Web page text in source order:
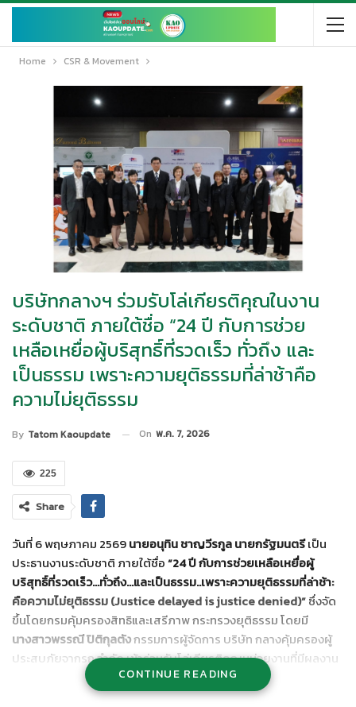
Home CSR & Movement
บริษัทกลางฯ ร่วมรับโล่เกียรติคุณในงาน
ระดับชาติ ภายใต้ชื่อ “24 ปี กับการช่วย
เหลือเหยื่อผู้บริสุทธิ์ที่รวดเร็ว ทั่วถึง และ
เป็นธรรม เพราะความยุติธรรมที่ล่าช้าคือ
ความไม่ยุติธรรม
By Tatom Kaoupdate On พ.ค. 7, 2026
225
Share
วันที่ 6 พฤษภาคม 2569นายอนุทิน ชาญวีรกูล นายกรัฐมนตรีเป็น
ประธานงานระดับชาติ ภายใต้ชื่อ“24 ปี กับการช่วยเหลือเหยื่อผู้
บริสุทธิ์ที่รวดเร็ว…ทั่วถึง…และเป็นธรรม..เพราะความยุติธรรมที่ล่าช้า:
คือความไม่ยุติธรรม (Justice delayed is justice denied)”ซึ่งจัด
ขึ้นโดยกรมคุ้มครองสิทธิและเสรีภาพ กระทรวงยุติธรรม โดยมี
นางสาวพรรณี ปิติกุลตังกรรมการผู้จัดการ บริษัท กลางคุ้มครองผู้
ประสบภัยจากรถ จำกัด เข้าร่วมรับโล่เกียรติคุณหน่วยงานที่มีผลงาน
ดีเด่นด้านการช่วยเหลือเยียวยาเหยื่อด้วยความยุติธรรม ณ ห้อง
ประชุม Grand Diamond Ballroom อาคาร IMPACT FORUM
CONTINUE READING